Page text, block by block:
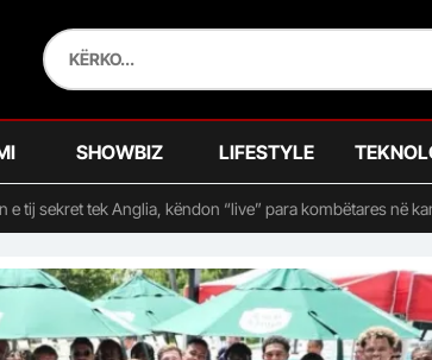
SHOWBIZ LIFESTYLE
e tij sekret tek Anglia, këndon “live” para kombëtares në